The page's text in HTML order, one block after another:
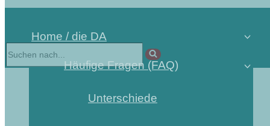
Home / die DA
Häufige Fragen (FAQ)
Unterschiede